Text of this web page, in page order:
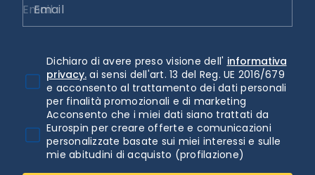
Email
Dichiaro di avere preso visione dell' informativa
privacy. ai sensi dell'art. 13 del Reg. UE 2016/679
e acconsento al trattamento dei dati personali
per finalità promozionali e di marketing
Acconsento che i miei dati siano trattati da
Eurospin per creare offerte e comunicazioni
personalizzate basate sui miei interessi e sulle
mie abitudini di acquisto (profilazione)